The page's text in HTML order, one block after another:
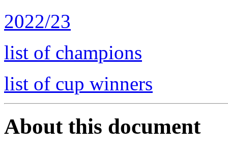
2022/23
list of champions
list of cup winners
About this document